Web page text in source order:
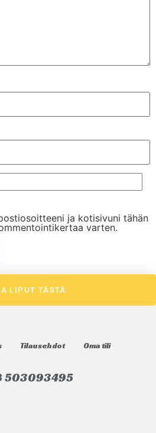
ja kotisivuni tähän
varten.
LIPUT TÄSTÄ
Tilausehdot Oma tili
503093495